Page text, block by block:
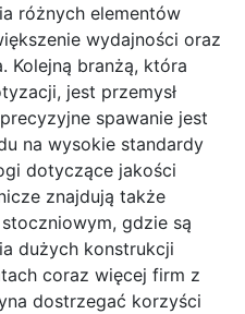
różnych elementów
wydajności oraz
Kolejną branżą, która
jest przemysł
spawanie jest
na wysokie standardy
dotyczące jakości
znajdują także
gdzie są
dużych konstrukcji
coraz więcej firm z
dostrzegać korzyści